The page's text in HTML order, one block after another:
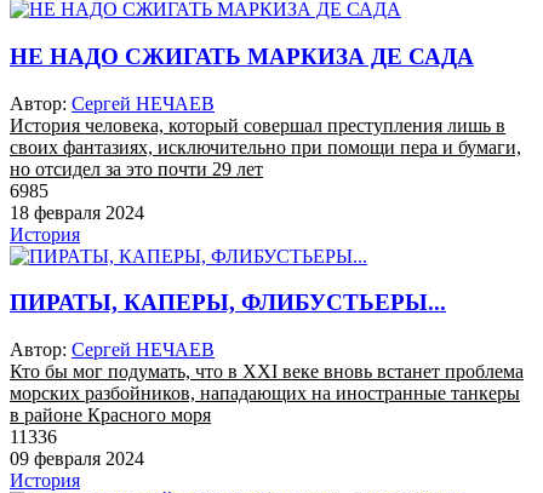
НЕ НАДО СЖИГАТЬ МАРКИЗА ДЕ САДА
Автор: Сергей НЕЧАЕВ
История человека, который совершал преступления лишь в
своих фантазиях, исключительно при помощи пера и бумаги,
но отсидел за это почти 29 лет
6985
18 февраля 2024
История
ПИРАТЫ, КАПЕРЫ, ФЛИБУСТЬЕРЫ...
Автор: Сергей НЕЧАЕВ
Кто бы мог подумать, что в XXI веке вновь встанет проблема
морских разбойников, нападающих на иностранные танкеры
в районе Красного моря
11336
09 февраля 2024
История